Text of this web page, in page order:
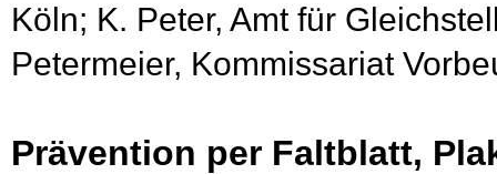
Köln; K. Peter, Amt für
Petermeier, Kommissariat
Prävention per Faltblatt,